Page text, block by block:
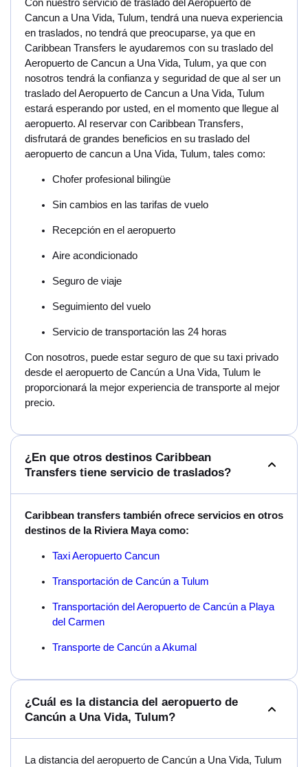
Con nuestro servicio de traslado del Aeropuerto de
Cancun a Una Vida, Tulum, tendrá una nueva experiencia
en traslados, no tendrá que preocuparse, ya que en
Caribbean Transfers le ayudaremos con su traslado del
Aeropuerto de Cancun a Una Vida, Tulum, ya que con
nosotros tendrá la confianza y seguridad de que al ser un
traslado del Aeropuerto de Cancun a Una Vida, Tulum
estará esperando por usted, en el momento que llegue al
aeropuerto. Al reservar con Caribbean Transfers,
disfrutará de grandes beneficios en su traslado del
aeropuerto de cancun a Una Vida, Tulum, tales como:
Chofer profesional bilingüe
Sin cambios en las tarifas de vuelo
Recepción en el aeropuerto
Aire acondicionado
Seguro de viaje
Seguimiento del vuelo
Servicio de transportación las 24 horas
Con nosotros, puede estar seguro de que su taxi privado
desde el aeropuerto de Cancún a Una Vida, Tulum le
proporcionará la mejor experiencia de transporte al mejor
precio.
¿En que otros destinos Caribbean
Transfers tiene servicio de traslados?
Caribbean transfers también ofrece servicios en otros
destinos de la Riviera Maya como:
Taxi Aeropuerto Cancun
Transportación de Cancún a Tulum
Transportación del Aeropuerto de Cancún a Playa
del Carmen
Transporte de Cancún a Akumal
¿Cuál es la distancia del aeropuerto de
Cancún a Una Vida, Tulum?
La distancia del aeropuerto de Cancún a Una Vida, Tulum